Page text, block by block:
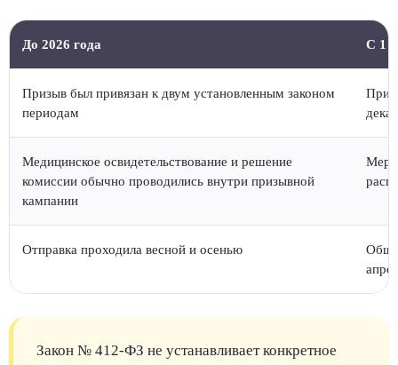
До 2026 года С 1
Призыв был привязан к двум установленным законом
периодам
Медицинское освидетельствование и решение
комиссии обычно проводились внутри призывной
кампании
Отправка проходила весной и осенью
Закон № 412-ФЗ не устанавливает конкретное